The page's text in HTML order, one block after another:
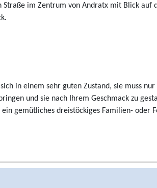
Straße im Zentrum von Andratx mit Blick auf
in einem sehr guten Zustand, sie muss
und sie nach Ihrem Geschmack zu
ein gemütliches dreistöckiges Familien- oder